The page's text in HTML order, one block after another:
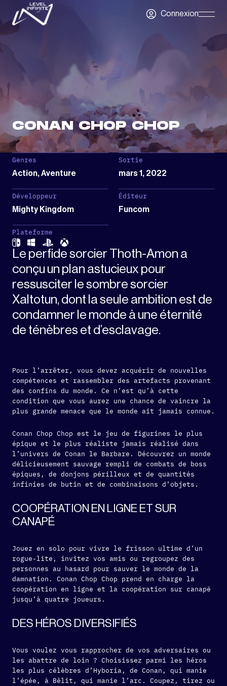
Skip to main content
ConnexionSkip
CONAN CHOP CHOP
Genres
Action, Aventure
Sortie
mars 1, 2022
Développeur
Mighty Kingdom
Éditeur
Funcom
Plateforme
Le perfide sorcier Thoth-Amon a
conçu un plan astucieux pour
ressusciter le sombre sorcier
Xaltotun, dont la seule ambition est de
condamner le monde à une éternité
de ténèbres et d’esclavage.
Pour l’arrêter, vous devez acquérir de nouvelles
compétences et rassembler des artefacts provenant
des confins du monde. Ce n’est qu’à cette
condition que vous aurez une chance de vaincre la
plus grande menace que le monde ait jamais connue.
Conan Chop Chop est le jeu de figurines le plus
épique et le plus réaliste jamais réalisé dans
l’univers de Conan le Barbare. Découvrez un monde
délicieusement sauvage rempli de combats de boss
épiques, de donjons périlleux et de quantités
infinies de butin et de combinaisons d’objets.
COOPÉRATION EN LIGNE ET SUR
CANAPÉ
Jouez en solo pour vivre le frisson ultime d’un
rogue-lite, invitez vos amis ou regroupez des
personnes au hasard pour sauver le monde de la
damnation. Conan Chop Chop prend en charge la
coopération en ligne et la coopération sur canapé
jusqu’à quatre joueurs.
DES HÉROS DIVERSIFIÉS
Vous voulez vous rapprocher de vos adversaires ou
les abattre de loin ? Choisissez parmi les héros
les plus célèbres d’Hyboria, de Conan, qui manie
l’épée, à Bêlit, qui manie l’arc. Coupez, tirez ou